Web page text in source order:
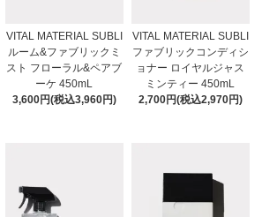
VITAL MATERIAL SUBLI
ルーム&ファブリックミ
スト フローラル&ペアブ
ーケ 450mL
3,600円(税込3,960円)
VITAL MATERIAL SUBLI
ファブリックコンディシ
ョナー ロイヤルジャス
ミンティー 450mL
2,700円(税込2,970円)